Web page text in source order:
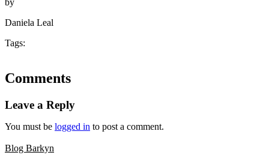
by
Daniela Leal
Tags:
Comments
Leave a Reply
You must be logged in to post a comment.
Blog Barkyn